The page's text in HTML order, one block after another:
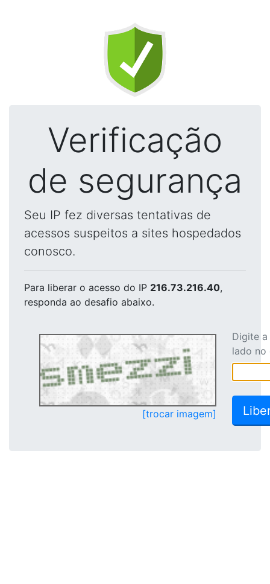
Verificação
de segurança
Seu IP fez diversas tentativas de
acessos suspeitos a sites hospedados
conosco.
Para liberar o acesso do IP 216.73.216.40,
responda ao desafio abaixo.
[trocar imagem]
Digite
lado no